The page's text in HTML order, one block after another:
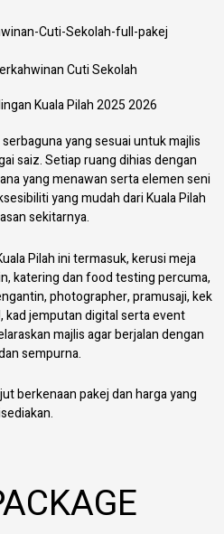
Kuala Pilah 2025 2026
yang sesuai untuk majlis
saiz. Setiap ruang dihias dengan
yang menawan serta elemen seni
yang mudah dari Kuala Pilah
sekitarnya.
Pilah ini termasuk, kerusi meja
katering dan food testing percuma,
photographer, pramusaji, kek
kad jemputan digital serta event
majlis agar berjalan dengan
sempurna.
berkenaan pakej dan harga yang